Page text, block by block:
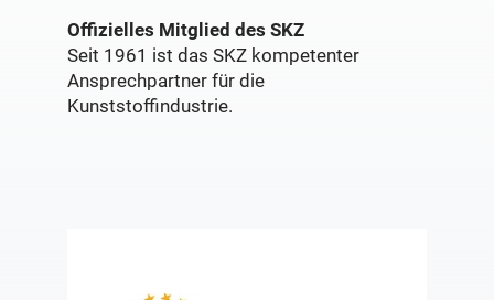
Offizielles Mitglied des SKZ
Seit 1961 ist das SKZ kompetenter
Ansprechpartner für die
Kunststoffindustrie.